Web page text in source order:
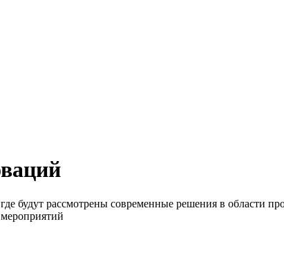
будут рассмотрены современные решения в области